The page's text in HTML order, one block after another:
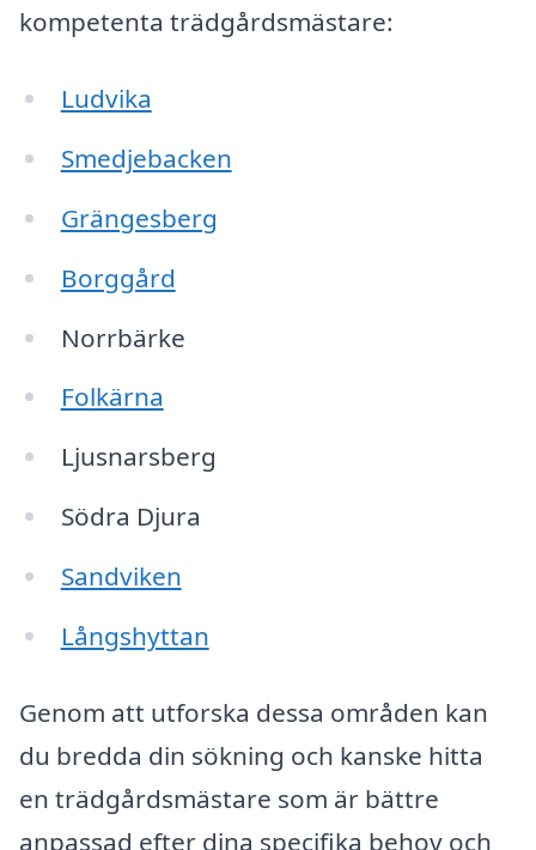
kompetenta trädgårdsmästare:
Ludvika
Smedjebacken
Grängesberg
Borggård
Norrbärke
Folkärna
Ljusnarsberg
Södra Djura
Sandviken
Långshyttan
Genom att utforska dessa områden kan
du bredda din sökning och kanske hitta
en trädgårdsmästare som är bättre
anpassad efter dina specifika behov och